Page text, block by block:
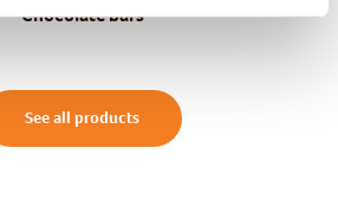
Chocolate bars
See all products